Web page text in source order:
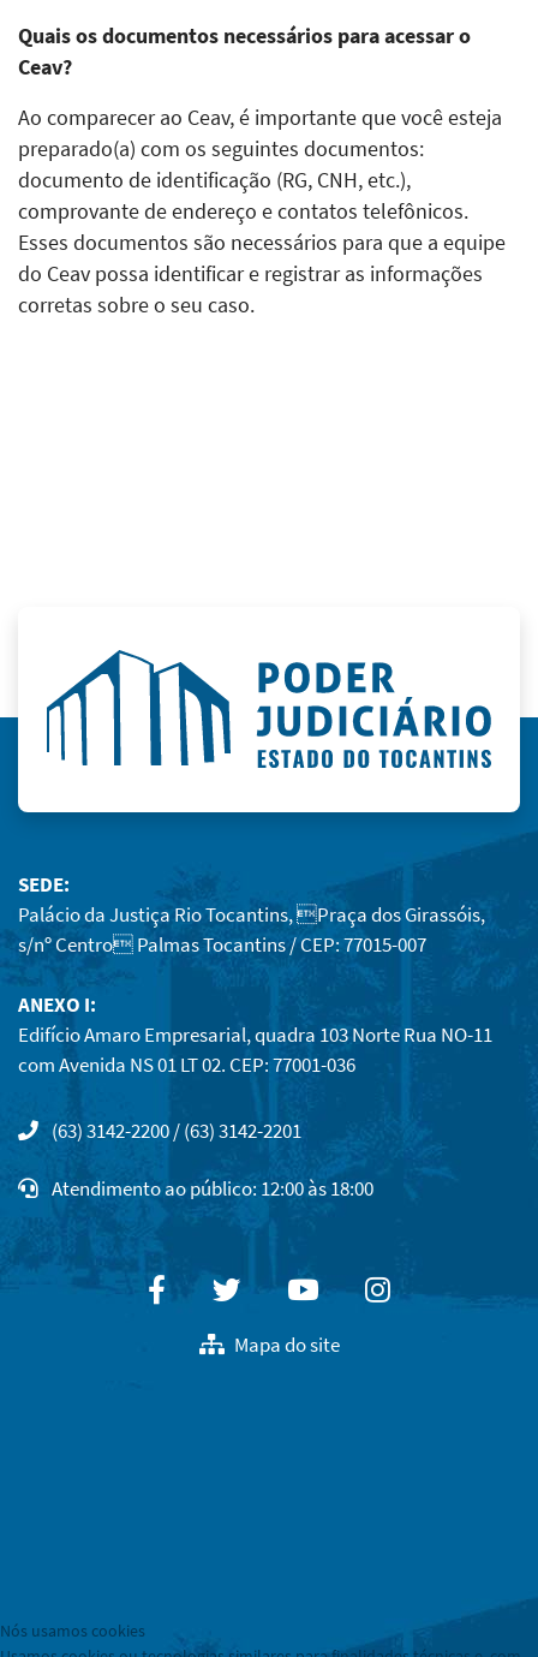
Quais os documentos necessários para acessar o
Ceav?
Ao comparecer ao Ceav, é importante que você esteja
preparado(a) com os seguintes documentos:
documento de identificação (RG, CNH, etc.),
comprovante de endereço e contatos telefônicos.
Esses documentos são necessários para que a equipe
do Ceav possa identificar e registrar as informações
corretas sobre o seu caso.
SEDE:
Palácio da Justiça Rio Tocantins, Praça dos Girassóis,
s/nº Centro Palmas Tocantins / CEP: 77015-007
ANEXO I:
Edifício Amaro Empresarial, quadra 103 Norte Rua NO-11
com Avenida NS 01 LT 02. CEP: 77001-036
(63) 3142-2200 / (63) 3142-2201
Atendimento ao público: 12:00 às 18:00
FacebookTwitterYoutubeInstagram
Mapa do site
Nós usamos cookies